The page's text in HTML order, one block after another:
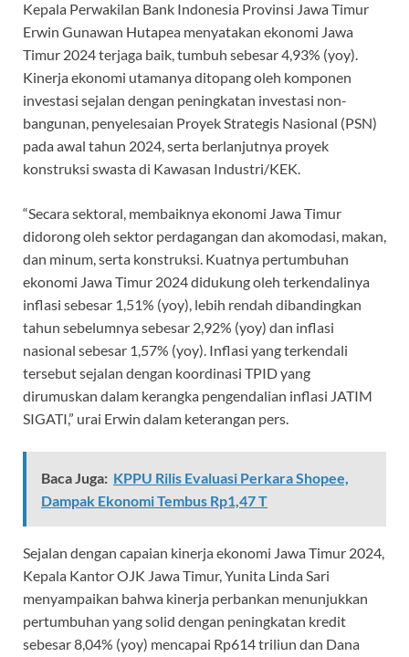
Kepala Perwakilan Bank Indonesia Provinsi Jawa Timur
Erwin Gunawan Hutapea menyatakan ekonomi Jawa
Timur 2024 terjaga baik, tumbuh sebesar 4,93% (yoy).
Kinerja ekonomi utamanya ditopang oleh komponen
investasi sejalan dengan peningkatan investasi non-
bangunan, penyelesaian Proyek Strategis Nasional (PSN)
pada awal tahun 2024, serta berlanjutnya proyek
konstruksi swasta di Kawasan Industri/KEK.
“Secara sektoral, membaiknya ekonomi Jawa Timur
didorong oleh sektor perdagangan dan akomodasi, makan,
dan minum, serta konstruksi. Kuatnya pertumbuhan
ekonomi Jawa Timur 2024 didukung oleh terkendalinya
inflasi sebesar 1,51% (yoy), lebih rendah dibandingkan
tahun sebelumnya sebesar 2,92% (yoy) dan inflasi
nasional sebesar 1,57% (yoy). Inflasi yang terkendali
tersebut sejalan dengan koordinasi TPID yang
dirumuskan dalam kerangka pengendalian inflasi JATIM
SIGATI,” urai Erwin dalam keterangan pers.
Baca Juga: KPPU Rilis Evaluasi Perkara Shopee,
Dampak Ekonomi Tembus Rp1,47 T
Sejalan dengan capaian kinerja ekonomi Jawa Timur 2024,
Kepala Kantor OJK Jawa Timur, Yunita Linda Sari
menyampaikan bahwa kinerja perbankan menunjukkan
pertumbuhan yang solid dengan peningkatan kredit
sebesar 8,04% (yoy) mencapai Rp614 triliun dan Dana